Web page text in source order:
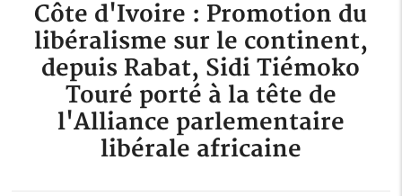
Côte d'Ivoire : Promotion du
libéralisme sur le continent,
depuis Rabat, Sidi Tiémoko
Touré porté à la tête de
l'Alliance parlementaire
libérale africaine